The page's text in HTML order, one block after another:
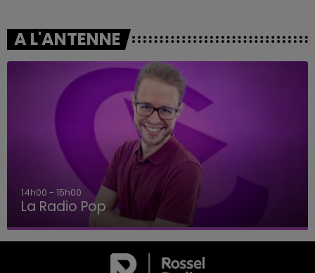
A L'ANTENNE
14h00 - 15h00
La Radio Pop